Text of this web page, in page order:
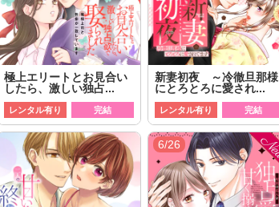
極上エリートとお見合い
したら、激しい独占...
レンタル有り 完結
新妻初夜 ～冷徹旦那様
にとろとろに愛され...
レンタル有り 完結
6/26